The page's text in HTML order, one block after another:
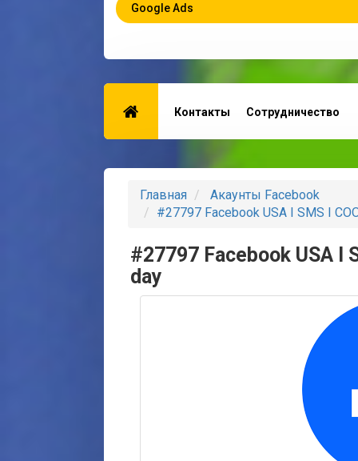
Google Ads
Контакты Сотрудничество
Главная
Акаунты Facebook
#27797 Facebook USA I SMS I
#27797 Facebook USA I
day